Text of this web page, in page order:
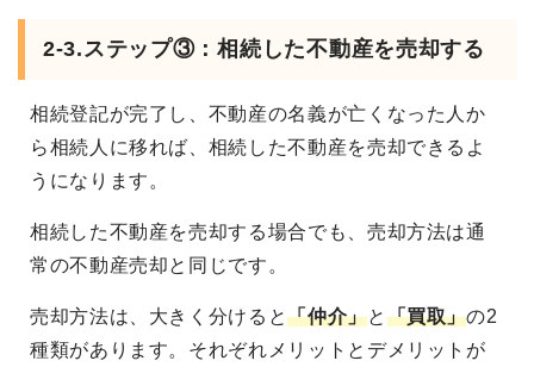
2-3.ステップ③：相続した不動産を売却する
相続登記が完了し、不動産の名義が亡くなった人か
ら相続人に移れば、相続した不動産を売却できるよ
うになります。
相続した不動産を売却する場合でも、売却方法は通
常の不動産売却と同じです。
売却方法は、大きく分けると「仲介」と 「買取」の2
種類があります。それぞれメリットとデメリットが